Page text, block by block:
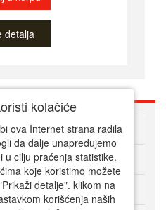
detalja
kolačiće
ova Internet strana radila
da dalje unapređujemo
u cilju praćenja statistike.
koje koristimo možete
detalje". klikom na
korišćenja naših